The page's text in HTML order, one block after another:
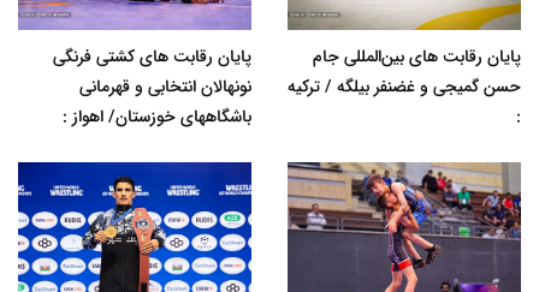
پایان رقابت های بین‌المللی جام
حسن گمیجی و غضنفر بیلگه / ترکیه
:
پایان رقابت های کشتی فرنگی
نونهالان انتخابی و قهرمانی
باشگاههای خوزستان/ اهواز :